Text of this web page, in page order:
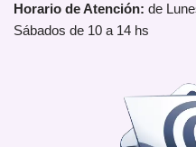
Horario de Atención: de
Sábados de 10 a 14 hs